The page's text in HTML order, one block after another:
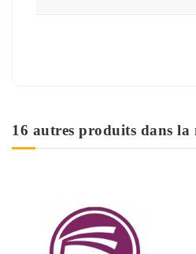
16 autres produits dans la